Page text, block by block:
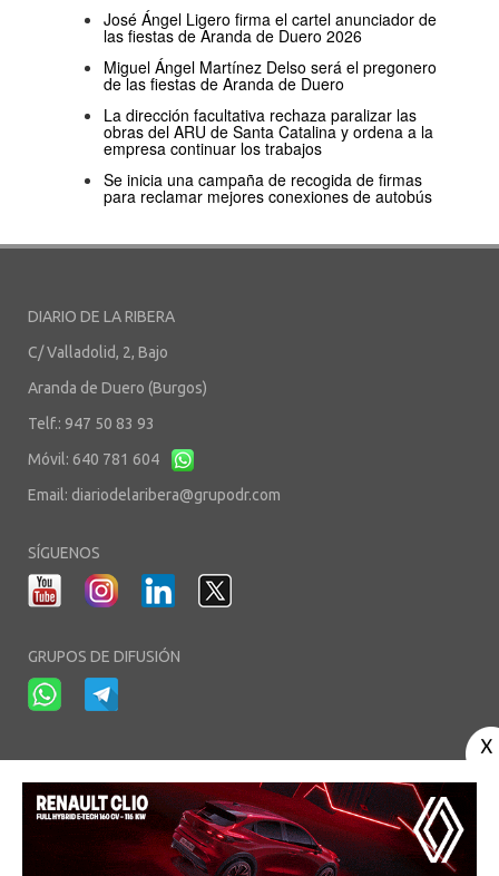
José Ángel Ligero firma el cartel anunciador de
las fiestas de Aranda de Duero 2026
Miguel Ángel Martínez Delso será el pregonero
de las fiestas de Aranda de Duero
La dirección facultativa rechaza paralizar las
obras del ARU de Santa Catalina y ordena a la
empresa continuar los trabajos
Se inicia una campaña de recogida de firmas
para reclamar mejores conexiones de autobús
DIARIO DE LA RIBERA
C/ Valladolid, 2, Bajo
Aranda de Duero (Burgos)
Telf.: 947 50 83 93
Móvil: 640 781 604
Email: diariodelaribera@grupodr.com
SÍGUENOS
GRUPOS DE DIFUSIÓN
Aviso Legal- Política de Privacidad-Política de Cookies - Área privada